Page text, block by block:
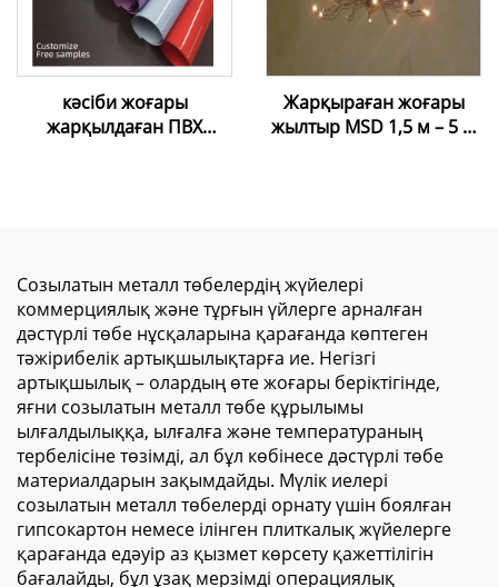
кәсіби жоғары
жарқылдаған ПВХ
Жарқыраған жоғары
жылтыр MSD 1,5 м – 5 м
Созылатын металл төбелердің жүйелері
коммерциялық және тұрғын үйлерге арналған
дәстүрлі төбе нұсқаларына қарағанда көптеген
тәжірибелік артықшылықтарға ие. Негізгі
артықшылық – олардың өте жоғары беріктігінде,
яғни созылатын металл төбе құрылымы
ылғалдылыққа, ылғалға және температураның
тербелісіне төзімді, ал бұл көбінесе дәстүрлі төбе
материалдарын зақымдайды. Мүлік иелері
созылатын металл төбелерді орнату үшін боялған
гипсокартон немесе ілінген плиткалық жүйелерге
қарағанда едәуір аз қызмет көрсету қажеттілігін
бағалайды, бұл ұзақ мерзімді операциялық